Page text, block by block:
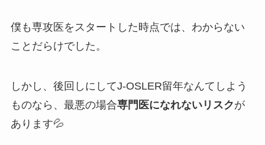
僕も専攻医をスタートした時点では、わからない
ことだらけでした。
しかし、後回しにしてJ-OSLER留年なんてしよう
ものなら、最悪の場合専門医になれないリスクが
あります💦